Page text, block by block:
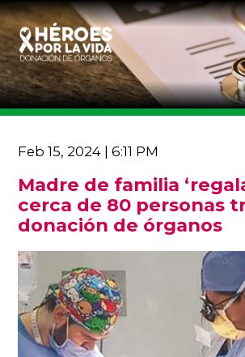
Feb 15, 2024 | 6:11 PM
Madre de familia
cerca de 80 personas
donación de órganos